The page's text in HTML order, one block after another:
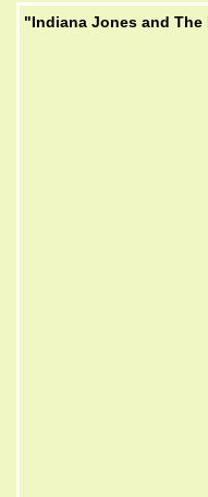
"Indiana Jones and The